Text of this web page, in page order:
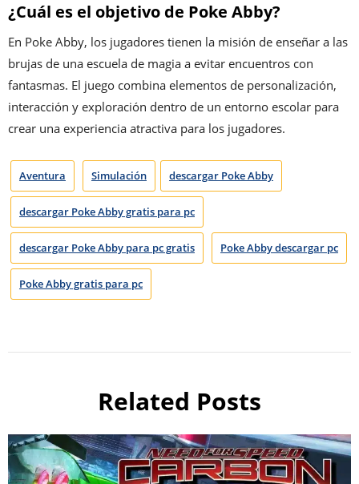
¿Cuál es el objetivo de Poke Abby?
En Poke Abby, los jugadores tienen la misión de enseñar a las
brujas de una escuela de magia a evitar encuentros con
fantasmas. El juego combina elementos de personalización,
interacción y exploración dentro de un entorno escolar para
crear una experiencia atractiva para los jugadores.
Aventura Simulación descargar Poke Abby
descargar Poke Abby gratis para pc
descargar Poke Abby para pc gratis Poke Abby descargar pc
Poke Abby gratis para pc
Related Posts